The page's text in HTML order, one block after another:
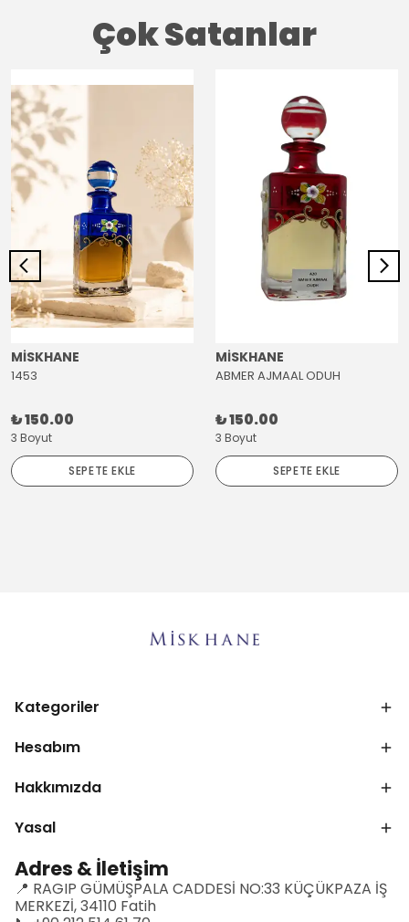
Çok Satanlar
MİSKHANE
1453
₺ 150.00
3 Boyut
SEPETE EKLE
MİSKHANE
ABMER AJMAAL ODUH
₺ 150.00
3 Boyut
SEPETE EKLE
Kategoriler
Hesabım
Hakkımızda
Yasal
Adres & İletişim
📍 RAGIP GÜMÜŞPALA CADDESİ NO:33 KÜÇÜKPAZA İŞ
MERKEZİ, 34110 Fatih